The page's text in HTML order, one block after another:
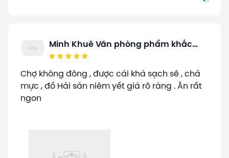
Minh Khuê Văn phòng phẩm khắc
dấu (Vppminhkhue)
Chợ không đông , được cái khá sạch sẽ , chả
mực , đồ Hải sản niêm yết giá rõ ràng . Ăn rất
ngon